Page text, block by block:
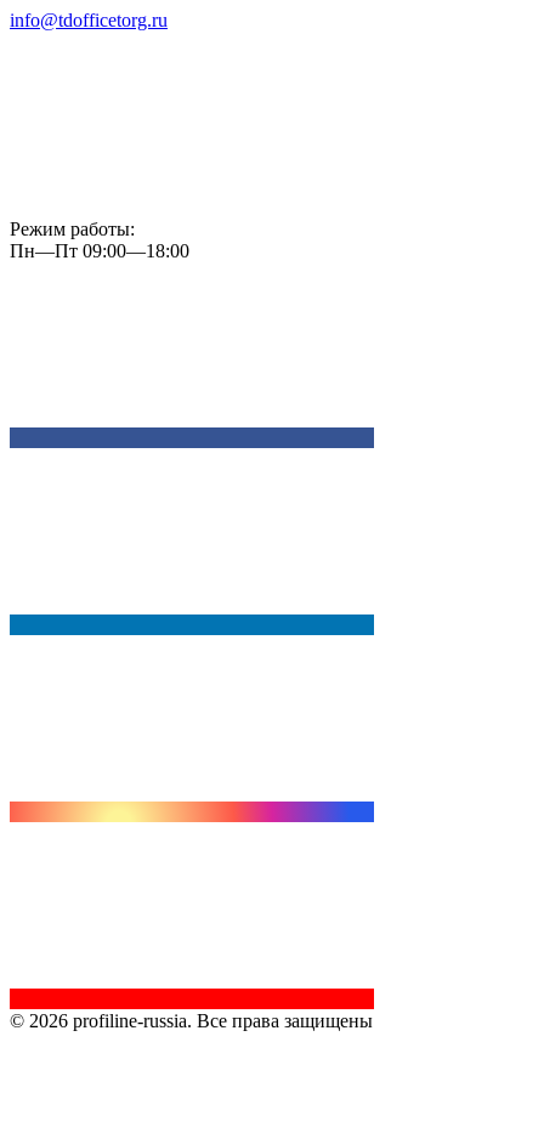
info@tdofficetorg.ru
Режим работы:
Пн—Пт 09:00—18:00
© 2026 profiline-russia. Все права защищены